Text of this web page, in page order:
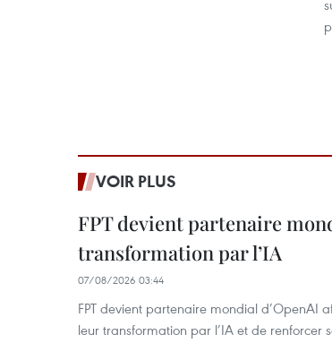
VOIR PLUS
FPT devient partenaire
transformation par l’IA
07/08/2026 03:44
FPT devient partenaire mondial d’OpenAI
leur transformation par l’IA et de renforcer